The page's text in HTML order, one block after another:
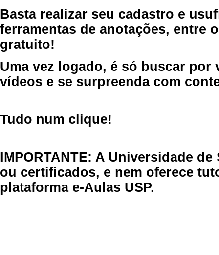
Basta realizar seu cadastro e
ferramentas de anotações, entre
gratuito!
Uma vez logado, é só buscar por
vídeos e se surpreenda com
Tudo num clique!
IMPORTANTE: A Universidade
ou certificados, e nem oferece
plataforma e-Aulas USP.